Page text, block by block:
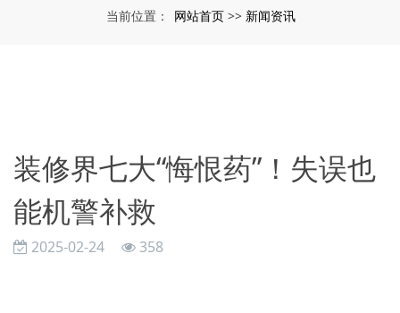
当前位置： 网站首页 >> 新闻资讯
装修界七大“悔恨药”！失误也
能机警补救
2025-02-24 358